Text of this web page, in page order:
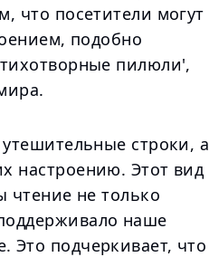
что посетители могут
подобно
пилюли',
строки, а
настроению. Этот вид
чтение не только
наше
Это подчеркивает, что